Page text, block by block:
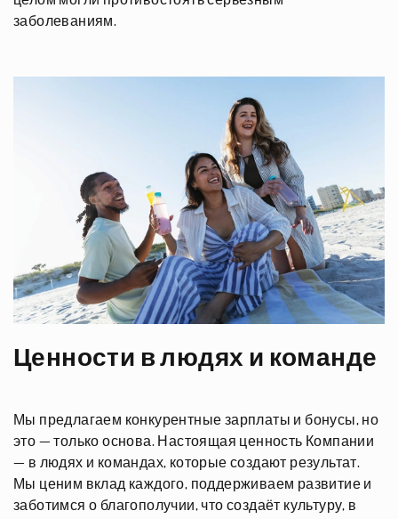
заболеваниям.
Ценности в людях и команде
Мы предлагаем конкурентные зарплаты и бонусы, но
это — только основа. Настоящая ценность Компании
— в людях и командах, которые создают результат.
Мы ценим вклад каждого, поддерживаем развитие и
заботимся о благополучии, что создаёт культуру, в